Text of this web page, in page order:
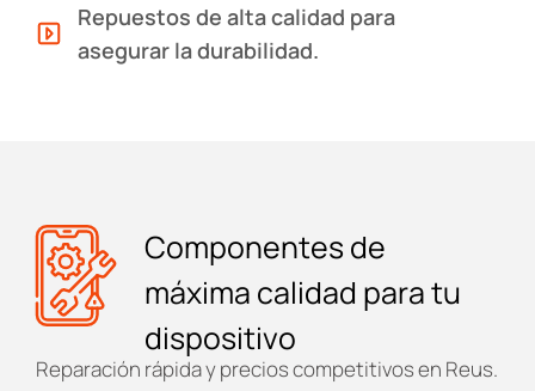
Repuestos de alta calidad para
asegurar la durabilidad.
Componentes de
máxima calidad para tu
dispositivo
Reparación rápida y precios competitivos en Reus.